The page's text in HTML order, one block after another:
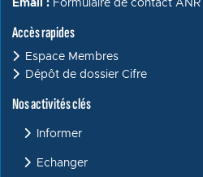
Email : Formulaire de contact ANRT
Accès rapides
Espace Membres
Dépôt de dossier Cifre
Menu : Activités clés
Nos activités clés
Informer
Echanger